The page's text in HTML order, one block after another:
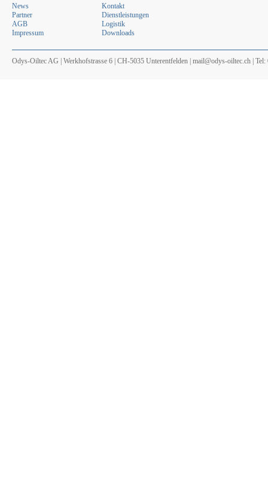
News
Partner
AGB
Impressum
Kontakt
Dienstleistungen
Logistik
Downloads
Odys-Oiltec AG | Werkhofstrasse 6 | CH-5035 Unterentfelden | mail@odys-oiltec.ch |